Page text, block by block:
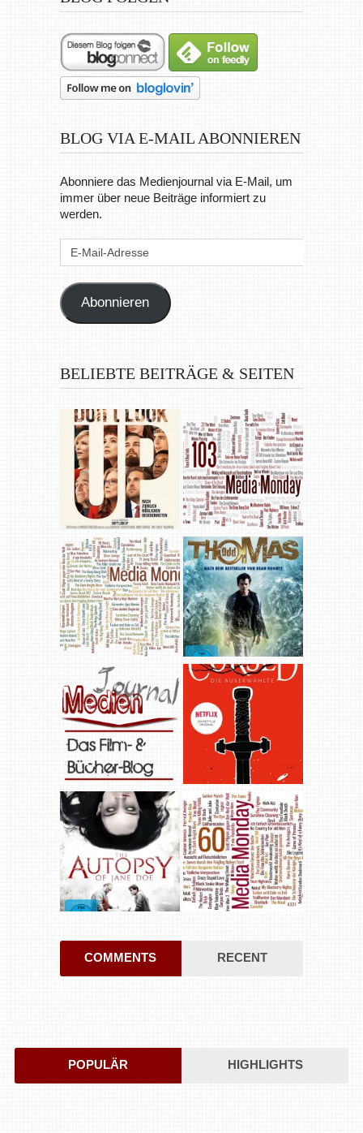
BLOG VIA E-MAIL ABONNIEREN
Abonniere das Medienjournal via E-Mail, um
immer über neue Beiträge informiert zu
werden.
Abonnieren
BELIEBTE BEITRÄGE & SEITEN
COMMENTS RECENT
POPULÄR HIGHLIGHTS